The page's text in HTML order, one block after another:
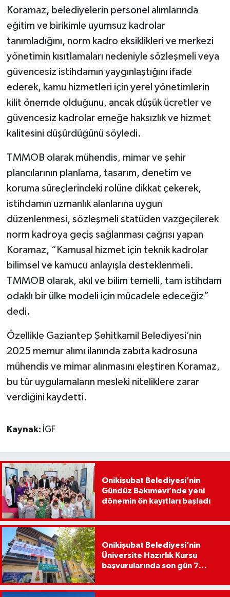
Koramaz, belediyelerin personel alımlarında
eğitim ve birikimle uyumsuz kadrolar
tanımladığını, norm kadro eksiklikleri ve merkezi
yönetimin kısıtlamaları nedeniyle sözleşmeli veya
güvencesiz istihdamın yaygınlaştığını ifade
ederek, kamu hizmetleri için yerel yönetimlerin
kilit önemde olduğunu, ancak düşük ücretler ve
güvencesiz kadrolar emeğe haksızlık ve hizmet
kalitesini düşürdüğünü söyledi.
TMMOB olarak mühendis, mimar ve şehir
plancılarının planlama, tasarım, denetim ve
koruma süreçlerindeki rolüne dikkat çekerek,
istihdamın uzmanlık alanlarına uygun
düzenlenmesi, sözleşmeli statüden vazgeçilerek
norm kadroya geçiş sağlanması çağrısı yapan
Koramaz, “Kamusal hizmet için teknik kadrolar
bilimsel ve kamucu anlayışla desteklenmeli.
TMMOB olarak, akıl ve bilim temelli, tam istihdam
odaklı bir ülke modeli için mücadele edeceğiz”
dedi.
Özellikle Gaziantep Şehitkamil Belediyesi’nin
2025 memur alımı ilanında zabıta kadrosuna
mühendis ve mimar alınmasını eleştiren Koramaz,
bu tür uygulamaların mesleki niteliklere zarar
verdiğini kaydetti.
Kaynak: İGF
Onikişubat Belediyesi’nin
Gündüz Bakımevi’nde yeni
dönemin ön kayıtları başladı
Onikişubat Belediyesi’nin
Üniversite Hazırlık Kursu
başvurularında son gün 7